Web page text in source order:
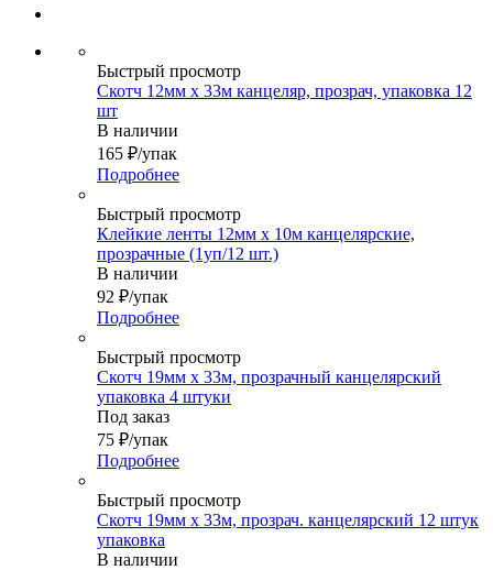
Быстрый просмотр
Скотч 12мм х 33м канцеляр, прозрач, упаковка 12
шт
В наличии
165 ₽/упак
Подробнее
Быстрый просмотр
Клейкие ленты 12мм х 10м канцелярские,
прозрачные (1уп/12 шт.)
В наличии
92 ₽/упак
Подробнее
Быстрый просмотр
Скотч 19мм х 33м, прозрачный канцелярский
упаковка 4 штуки
Под заказ
75 ₽/упак
Подробнее
Быстрый просмотр
Скотч 19мм х 33м, прозрач. канцелярский 12 штук
упаковка
В наличии